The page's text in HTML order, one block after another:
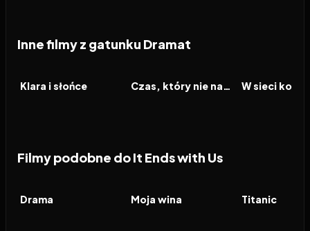
Inne filmy z gatunku Dramat
FILM
Klara i słońce FILM Czas, który nie nadszedł FILM
Filmy podobne do It Ends with Us
FILM
Drama FILM
Moja wina FILM
Titanic